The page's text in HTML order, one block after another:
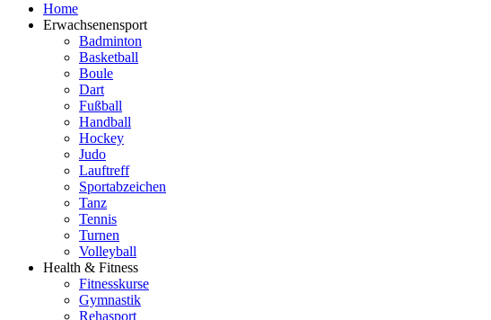
Home
Erwachsenensport
Badminton
Basketball
Boule
Dart
Fußball
Handball
Hockey
Judo
Lauftreff
Sportabzeichen
Tanz
Tennis
Turnen
Volleyball
Health & Fitness
Fitnesskurse
Gymnastik
Rehasport